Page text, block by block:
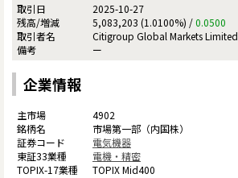
2025-10-27
5,083,203 (1.0100%) /0.0500
Citigroup Global Markets Limited
ー
企業情報
4902
市場第一部（内国株）
電気機器
電機・精密
TOPIX Mid400